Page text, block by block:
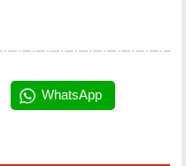
WhatsApp